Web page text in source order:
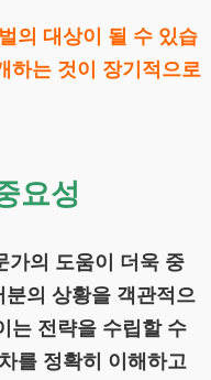
의 대상이 될 수 있습
하는 것이 장기적으로
요성
가의 도움이 더욱 중
의 상황을 객관적으
는 전략을 수립할 수
를 정확히 이해하고